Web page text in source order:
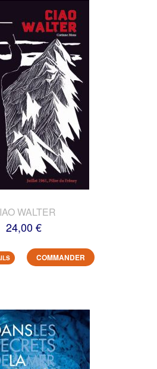
WALTER
24,00 €
COMMANDER